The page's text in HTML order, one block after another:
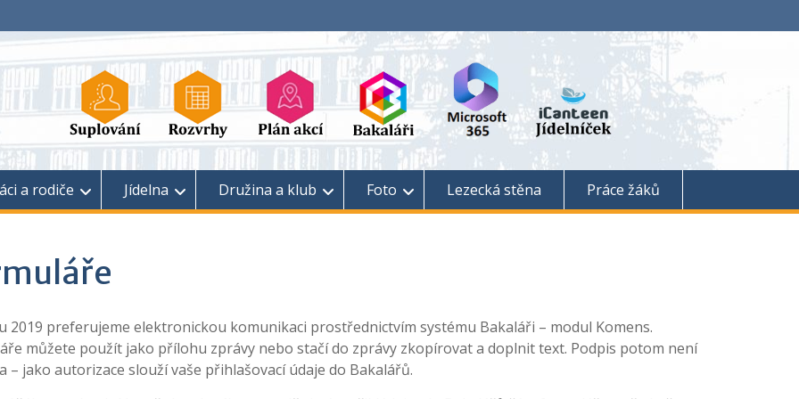
a rodiče Jídelna Družina a klub Foto Lezecká stěna Práce žáků
2019 preferujeme elektronickou komunikaci prostřednictvím systému Bakaláři – modul Komens.
můžete použít jako přílohu zprávy nebo stačí do zprávy zkopírovat a doplnit text. Podpis potom není
– jako autorizace slouží vaše přihlašovací údaje do Bakalářů.